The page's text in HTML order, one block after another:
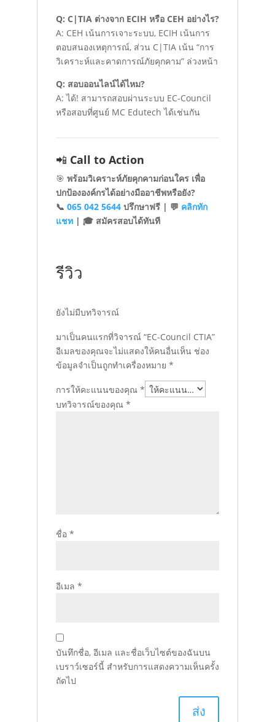
Q: C|TIA ต่างจาก ECIH หรือ CEH อย่างไร?
A: CEH เน้นการเจาะระบบ, ECIH เน้นการ
ตอบสนองเหตุการณ์, ส่วน C|TIA เน้น “การ
วิเคราะห์และคาดการณ์ภัยคุกคาม” ล่วงหน้า
Q: สอบออนไลน์ได้ไหม?
A: ได้! สามารถสอบผ่านระบบ EC-Council
หรือสอบที่ศูนย์ MC Edutech ได้เช่นกัน
📲 Call to Action
🎯 พร้อมวิเคราะห์ภัยคุกคามก่อนใคร เพื่อ
ปกป้ององค์กรได้อย่างมืออาชีพหรือยัง?
📞 065 042 5644ปรึกษาฟรี | 💬 คลิกทัก
แชท| 🎓 สมัครสอบได้ทันที
รีวิว
ยังไม่มีบทวิจารณ์
มาเป็นคนแรกที่วิจารณ์ “EC-Council CTIA”
อีเมลของคุณจะไม่แสดงให้คนอื่นเห็น ช่อง
ข้อมูลจำเป็นถูกทำเครื่องหมาย *
การให้คะแนนของคุณ *
บทวิจารณ์ของคุณ *
ชื่อ *
อีเมล *
บันทึกชื่อ, อีเมล และชื่อเว็บไซต์ของฉันบน
เบราว์เซอร์นี้ สำหรับการแสดงความเห็นครั้ง
ถัดไป